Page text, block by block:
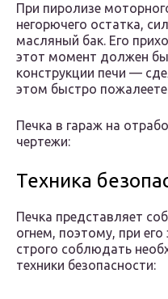
При пиролизе
негорючего остатка,
масляный бак. Его
этот момент должен
конструкции печи —
этом быстро
Печка в гараж на
чертежи:
Техника
Печка представляет
огнем, поэтому, при
строго соблюдать
техники безопасности: